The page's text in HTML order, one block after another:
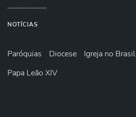
NOTÍCIAS
Paróquias Diocese Igreja no Brasil
Papa Leão XIV